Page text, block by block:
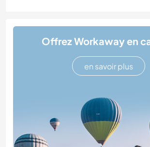
Offrez Workaway en
en savoir plus